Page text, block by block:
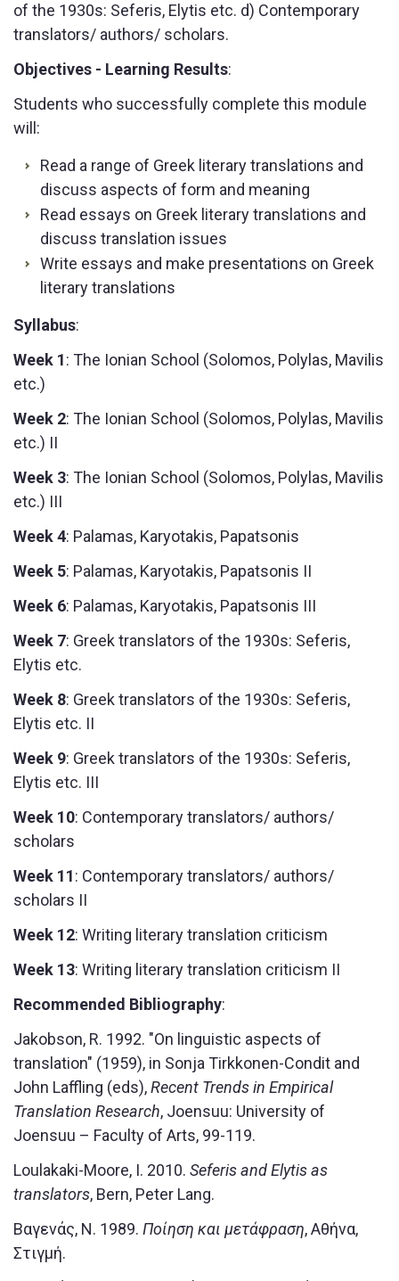
of the 1930s: Seferis, Elytis etc. d) Contemporary
translators/ authors/ scholars.
Objectives - Learning Results:
Students who successfully complete this module
will:
Read a range of Greek literary translations and
discuss aspects of form and meaning
Read essays on Greek literary translations and
discuss translation issues
Write essays and make presentations on Greek
literary translations
Syllabus:
Week 1: The Ionian School (Solomos, Polylas, Mavilis
etc.)
Week 2: The Ionian School (Solomos, Polylas, Mavilis
etc.) II
Week 3: The Ionian School (Solomos, Polylas, Mavilis
etc.) III
Week 4: Palamas, Karyotakis, Papatsonis
Week 5: Palamas, Karyotakis, Papatsonis II
Week 6: Palamas, Karyotakis, Papatsonis III
Week 7: Greek translators of the 1930s: Seferis,
Elytis etc.
Week 8: Greek translators of the 1930s: Seferis,
Elytis etc. II
Week 9: Greek translators of the 1930s: Seferis,
Elytis etc. III
Week 10: Contemporary translators/ authors/
scholars
Week 11: Contemporary translators/ authors/
scholars II
Week 12: Writing literary translation criticism
Week 13: Writing literary translation criticism II
Recommended Bibliography:
Jakobson, R. 1992. "On linguistic aspects of
translation" (1959), in Sonja Tirkkonen-Condit and
John Laffling (eds),Recent Trends in Empirical
Translation Research, Joensuu: University of
Joensuu – Faculty of Arts, 99-119.
Loulakaki-Moore, I. 2010. Seferis and Elytis as
translators, Bern, Peter Lang.
Βαγενάς, Ν. 1989. Ποίηση και μετάφραση, Αθήνα,
Στιγμή.